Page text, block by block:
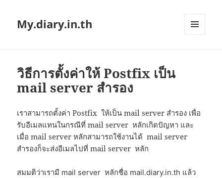
My.diary.in.th
วิธีการตั้งค่าให้ Postfix เป็น
mail server สำรอง
เราสามารถตั้งค่า Postfix ให้เป็น mail server สำรอง เพื่อ
รับอีเมลแทนในกรณีที่ mail server หลักเกิดปัญหา และ
เมื่อ mail server หลักสามารถใช้งานได้ mail server
สำรองก็จะส่งอีเมลไปที่ mail server หลัก
สมมติว่าเรามี mail server หลักชื่อ mail.diary.in.th แล้ว